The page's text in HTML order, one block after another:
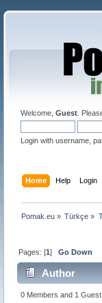
Welcome, Guest.
Login with username,
Home Help Login
Pomak.eu » Türkçe »
Pages: [1]Go Down
Author
0 Members and 1